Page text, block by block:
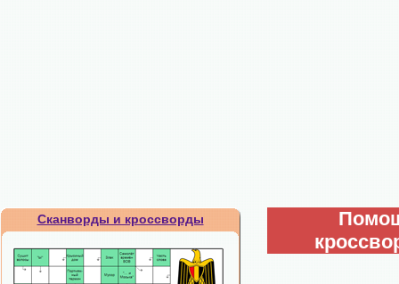
Сканворды и кроссворды